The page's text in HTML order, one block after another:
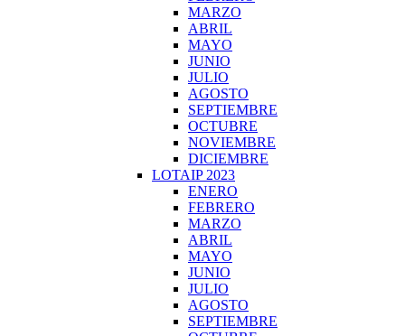
MARZO
ABRIL
MAYO
JUNIO
JULIO
AGOSTO
SEPTIEMBRE
OCTUBRE
NOVIEMBRE
DICIEMBRE
LOTAIP 2023
ENERO
FEBRERO
MARZO
ABRIL
MAYO
JUNIO
JULIO
AGOSTO
SEPTIEMBRE